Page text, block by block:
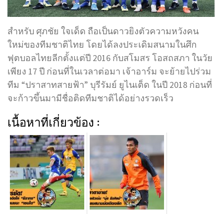
สำหรับ ศุภชัย ใจเด็ด ถือเป็นดาวยิงตัวความหวังคน
ใหม่ของทีมชาติไทย โดยได้ลงประเดิมสนามในศึก
ฟุตบอลไทยลีกตั้งแต่ปี 2016 กับสโมสร โอสถสภา ในวัย
เพียง 17 ปี ก่อนที่ในเวลาต่อมา เจ้าอาร์ม จะย้ายไปร่วม
ทีม “ปราสาทสายฟ้า” บุรีรัมย์ ยูไนเต็ด ในปี 2018 ก่อนที่
จะก้าวขึ้นมามีชื่อติดทีมชาติได้อย่างรวดเร็ว
เนื้อหาที่เกี่ยวข้อง :